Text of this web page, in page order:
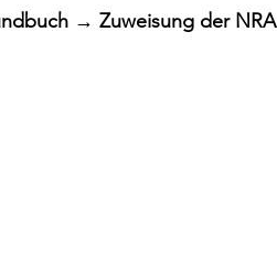
→ Zuweisung der NRA